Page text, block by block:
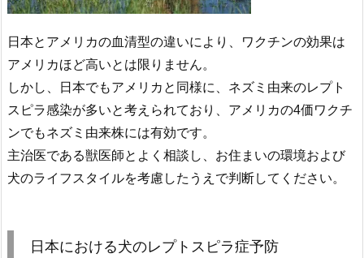
日本とアメリカの血清型の違いにより、ワクチンの効果は
アメリカほど高いとは限りません。
しかし、日本でもアメリカと同様に、ネズミ由来のレプト
スピラ感染が多いと考えられており、アメリカの4価ワクチ
ンでもネズミ由来株には有効です。
主治医である獣医師とよく相談し、お住まいの環境および
犬のライフスタイルを考慮したうえで判断してください。
日本における犬のレプトスピラ症予防